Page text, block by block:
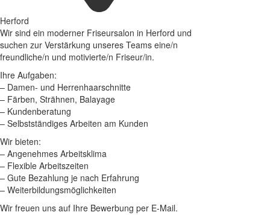
Herford
Wir sind ein moderner Friseursalon in Herford und
suchen zur Verstärkung unseres Teams eine/n
freundliche/n und motivierte/n Friseur/in.
Ihre Aufgaben:
– Damen- und Herrenhaarschnitte
– Färben, Strähnen, Balayage
– Kundenberatung
– Selbstständiges Arbeiten am Kunden
Wir bieten:
– Angenehmes Arbeitsklima
– Flexible Arbeitszeiten
– Gute Bezahlung je nach Erfahrung
– Weiterbildungsmöglichkeiten
Wir freuen uns auf Ihre Bewerbung per E-Mail.